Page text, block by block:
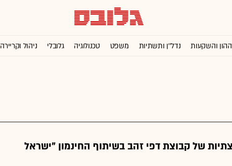
והשקעות נדל''ן ותשתיות משפט טכנולוגיה גלובלי ניהול וקריירה
של קבוצת דפי זהב בשיתוף החינמון "ישראל